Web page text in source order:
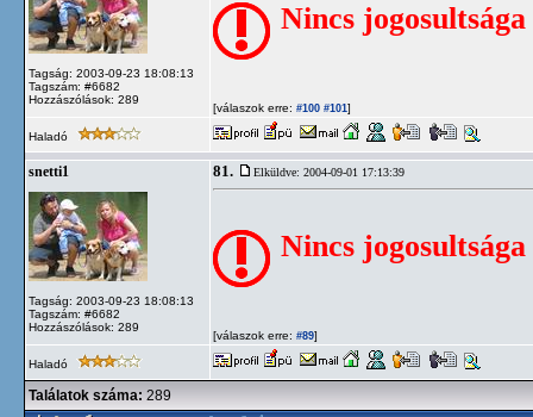
Tagság: 2003-09-23 18:08:13
Tagszám: #6682
Hozzászólások: 289
Nincs
[válaszok erre: #100 #101]
Haladó
snetti1
Tagság: 2003-09-23 18:08:13
Tagszám: #6682
Hozzászólások: 289
81. Elküldve: 2004-09-01 17:13:39
Nincs
[válaszok erre: #89]
Haladó
Találatok száma: 289